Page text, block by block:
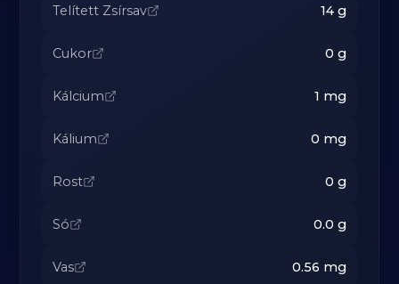
Telített Zsírsav 14g
Cukor 0 g
Kálcium 1 mg
Kálium 0 mg
Rost 0 g
Só 0.0 g
Vas 0.56 mg